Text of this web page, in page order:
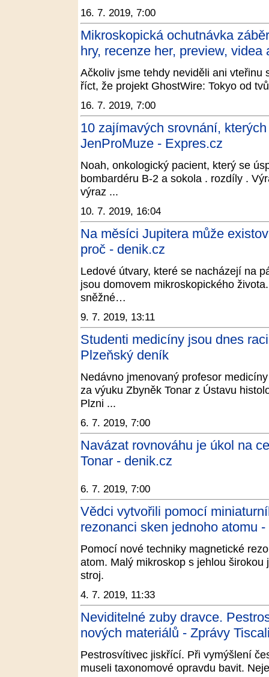
16. 7. 2019, 7:00
Mikroskopická ochutnávka
hry, recenze her, preview, videa
Ačkoliv jsme tehdy neviděli ani
říct, že projekt GhostWire: Tokyo od
16. 7. 2019, 7:00
10 zajímavých srovnání,
JenProMuze - Expres.cz
Noah, onkologický pacient, který se
bombardéru B-2 a sokola . rozdíly .
výraz ...
10. 7. 2019, 16:04
Na měsíci Jupitera může
proč - denik.cz
Ledové útvary, které se nacházejí na
jsou domovem mikroskopického
sněžné…
9. 7. 2019, 13:11
Studenti medicíny jsou dnes
Plzeňský deník
Nedávno jmenovaný profesor
za výuku Zbyněk Tonar z Ústavu
Plzni ...
6. 7. 2019, 7:00
Navázat rovnováhu je úkol na
Tonar - denik.cz
6. 7. 2019, 7:00
Vědci vytvořili pomocí
rezonanci sken jednoho atomu
Pomocí nové techniky magnetické
atom. Malý mikroskop s jehlou
stroj.
4. 7. 2019, 11:33
Neviditelné zuby dravce.
nových materiálů - Zprávy
Pestrosvítivec jiskřící. Při vymýšlení
museli taxonomové opravdu bavit.